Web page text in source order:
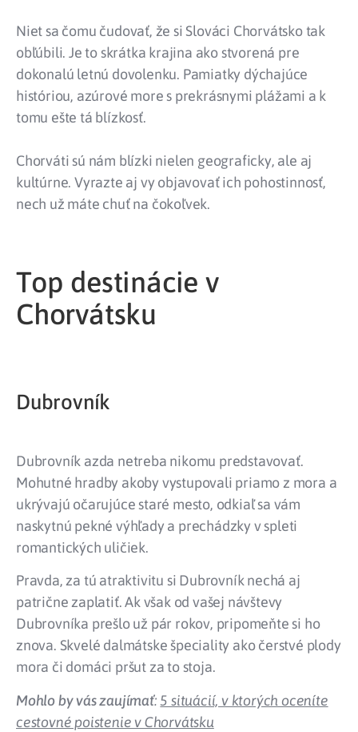
Niet sa čomu čudovať, že si Slováci Chorvátsko tak
obľúbili. Je to skrátka krajina ako stvorená pre
dokonalú letnú dovolenku. Pamiatky dýchajúce
históriou, azúrové more s prekrásnymi plážami a k
tomu ešte tá blízkosť.
Chorváti sú nám blízki nielen geograficky, ale aj
kultúrne. Vyrazte aj vy objavovať ich pohostinnosť,
nech už máte chuť na čokoľvek.
Top destinácie v
Chorvátsku
Dubrovník
Dubrovník azda netreba nikomu predstavovať.
Mohutné hradby akoby vystupovali priamo z mora a
ukrývajú očarujúce staré mesto, odkiaľ sa vám
naskytnú pekné výhľady a prechádzky v spleti
romantických uličiek.
Pravda, za tú atraktivitu si Dubrovník nechá aj
patrične zaplatiť. Ak však od vašej návštevy
Dubrovníka prešlo už pár rokov, pripomeňte si ho
znova. Skvelé dalmátske špeciality ako čerstvé plody
mora či domáci pršut za to stoja.
Mohlo by vás zaujímať: 5 situácií, v ktorých oceníte
cestovné poistenie v Chorvátsku